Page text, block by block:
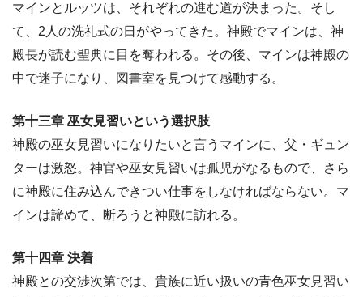
マインとルッツは、それぞれの進む道が決まった。そし
て、2人の洗礼式の日がやってきた。神殿でマインは、神
殿長が読む聖典に目を奪われる。その後、マインは神殿の
中で迷子になり、図書室を見つけて感動する。
第十三章 巫女見習いという選択肢
神殿の巫女見習いになりたいと言うマインに、父・ギュン
ターは激怒。神官や巫女見習いは孤児がなるもので、さら
に神殿に住み込んできつい仕事をしなければならない。マ
インは諦めて、断ろうと神殿に訪れる。
第十四章 決着
神殿との交渉次第では、貴族に近い扱いの青色巫女見習い